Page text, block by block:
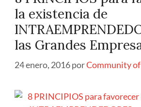
la existencia de
las Grandes
24 enero, 2016porCommunity